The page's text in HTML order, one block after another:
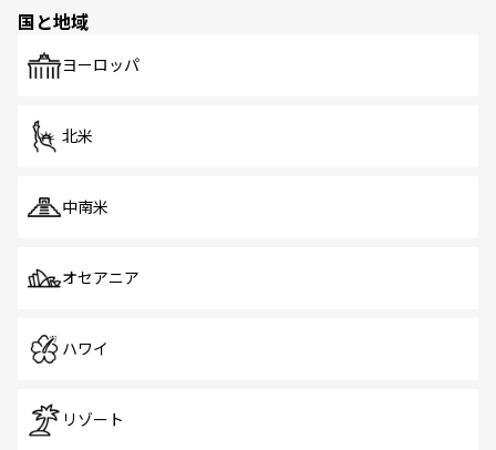
で、ホーカーズは地元の風情を楽しめる外せないスポット
国と地域
ヨーロッパ
北米
中南米
オセアニア
ハワイ
リゾート